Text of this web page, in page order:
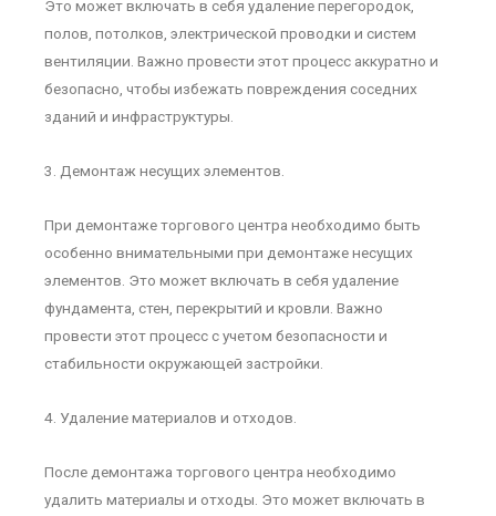
Это может включать в себя удаление перегородок,
полов, потолков, электрической проводки и систем
вентиляции. Важно провести этот процесс аккуратно и
безопасно, чтобы избежать повреждения соседних
зданий и инфраструктуры.
3. Демонтаж несущих элементов.
При демонтаже торгового центра необходимо быть
особенно внимательными при демонтаже несущих
элементов. Это может включать в себя удаление
фундамента, стен, перекрытий и кровли. Важно
провести этот процесс с учетом безопасности и
стабильности окружающей застройки.
4. Удаление материалов и отходов.
После демонтажа торгового центра необходимо
удалить материалы и отходы. Это может включать в